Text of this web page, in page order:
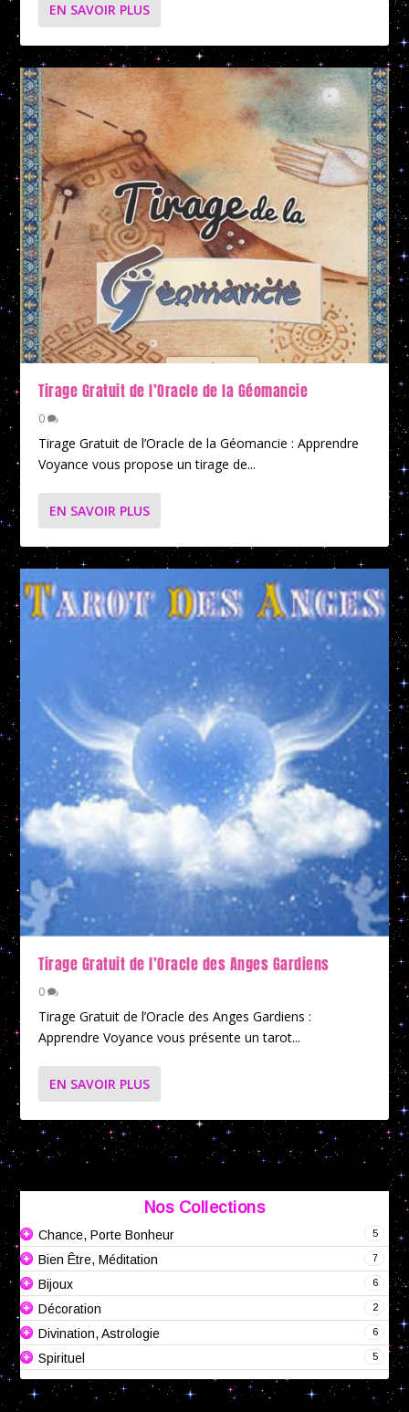
EN SAVOIR PLUS
Tirage Gratuit de l’Oracle de la Géomancie
0
Tirage Gratuit de l’Oracle de la Géomancie : Apprendre
Voyance vous propose un tirage de...
EN SAVOIR PLUS
Tirage Gratuit de l’Oracle des Anges Gardiens
0
Tirage Gratuit de l’Oracle des Anges Gardiens :
Apprendre Voyance vous présente un tarot...
EN SAVOIR PLUS
Nos Collections
5
Chance, Porte Bonheur
7
Bien Être, Méditation
6
Bijoux
2
Décoration
6
Divination, Astrologie
5
Spirituel